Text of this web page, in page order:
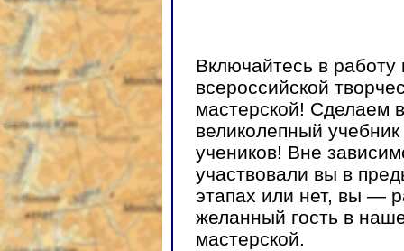
Включайтесь в
всероссийской
мастерской! Сделаем
великолепный
учеников! Вне
участвовали вы в
этапах или нет, вы —
желанный гость в
мастерской.